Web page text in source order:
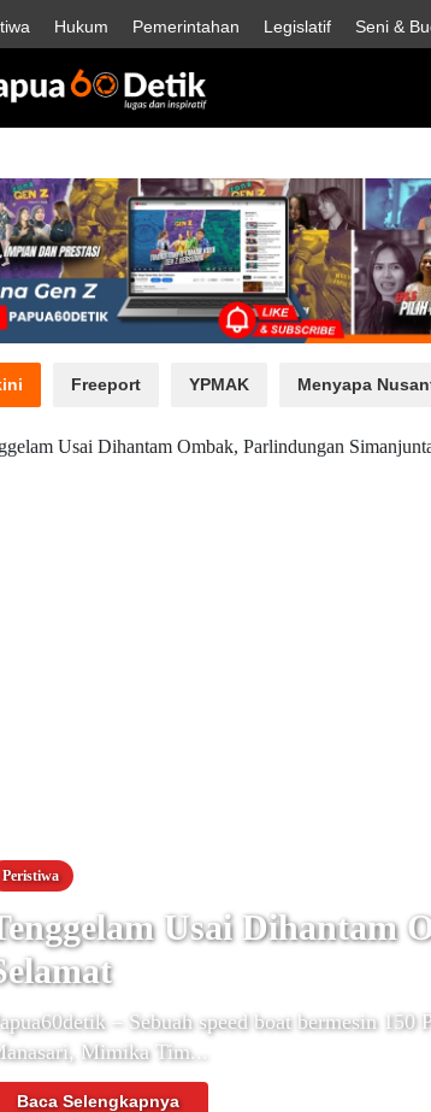
Hukum Pemerintahan Legislatif Seni &
Freeport YPMAK Menyapa
Peristiwa
Usai Dihantam
– Sebuah speed boat bermesin
Mimika Tim...
Baca Selengkapnya